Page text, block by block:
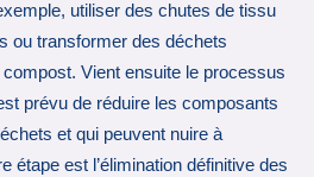
utiliser des chutes de tissu
ou transformer des déchets
Vient ensuite le processus
prévu de réduire les composants
et qui peuvent nuire à
étape est l’élimination définitive des